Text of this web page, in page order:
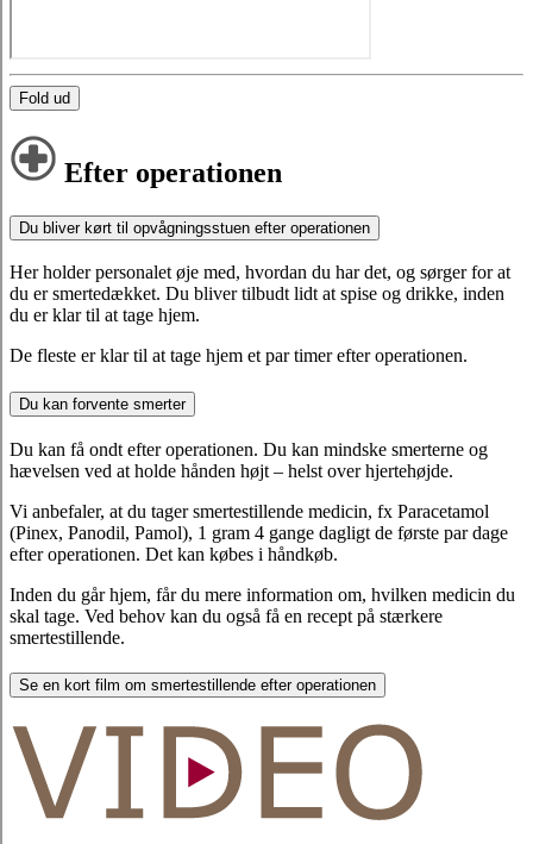
Fold ud
Efter operationen
Du bliver kørt til opvågningsstuen efter operationen
Her holder personalet øje med, hvordan du har det, og sørger for at
du er smertedækket. Du bliver tilbudt lidt at spise og drikke, inden
du er klar til at tage hjem.
De fleste er klar til at tage hjem et par timer efter operationen.
Du kan forvente smerter
Du kan få ondt efter operationen. Du kan mindske smerterne og
hævelsen ved at holde hånden højt – helst over hjertehøjde.
Vi anbefaler, at du tager smertestillende medicin, fx Paracetamol
(Pinex, Panodil, Pamol), 1 gram 4 gange dagligt de første par dage
efter operationen. Det kan købes i håndkøb.
Inden du går hjem, får du mere information om, hvilken medicin du
skal tage. Ved behov kan du også få en recept på stærkere
smertestillende.
Se en kort film om smertestillende efter operationen